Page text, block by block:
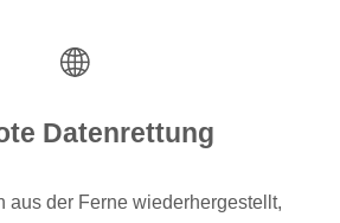
Datenrettung
aus der Ferne wiederhergestellt,